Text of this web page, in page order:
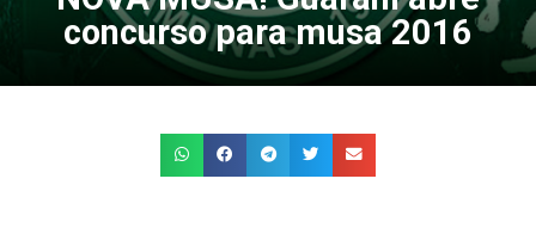
concurso para musa 2016